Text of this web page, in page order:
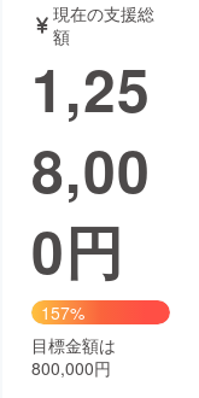
書籍・雑誌
チャレンジ
Creation
コミュニティ
現在の支援総
額
1,25
8,00
0円
157%
目標金額は
800,000円